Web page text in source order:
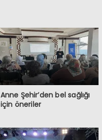
Anne Şehir’den bel sağlığı
için öneriler